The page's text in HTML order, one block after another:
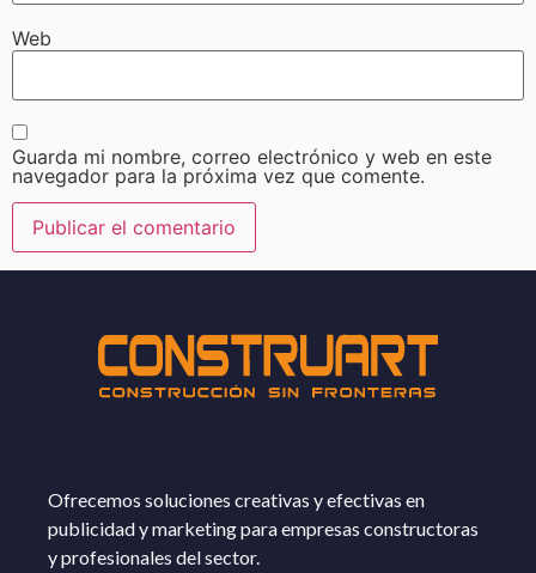
Web
Guarda mi nombre, correo electrónico y web en este
navegador para la próxima vez que comente.
Ofrecemos soluciones creativas y efectivas en
publicidad y marketing para empresas constructoras
y profesionales del sector.